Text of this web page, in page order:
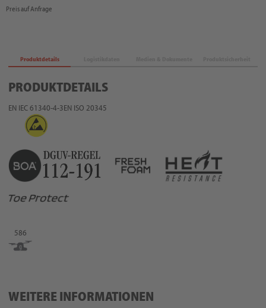
Preis auf Anfrage
Produktdetails
PRODUKTDETAILS
EN IEC 61340-4-3EN ISO 20345
586
WEITERE INFORMATIONEN